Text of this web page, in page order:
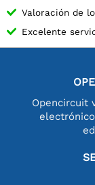
Valoración de
Excelente
Opencircuit